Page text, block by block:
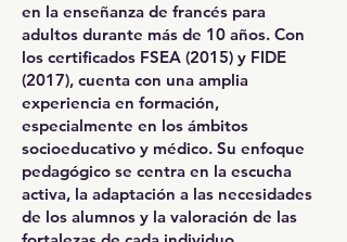
en la enseñanza de francés para
adultos durante más de 10 años. Con
los certificados FSEA (2015) y FIDE
(2017), cuenta con una amplia
experiencia en formación,
especialmente en los ámbitos
socioeducativo y médico. Su enfoque
pedagógico se centra en la escucha
activa, la adaptación a las necesidades
de los alumnos y la valoración de las